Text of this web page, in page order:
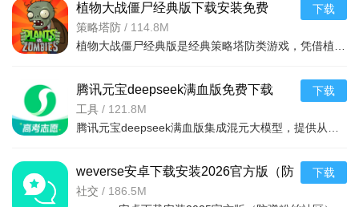
植物大战僵尸经典版下载安装免费
v3.15.0安卓版
策略塔防 / 114.8M
下载
腾讯元宝deepseek满血版免费下载
v2.63.0安卓版
工具 / 121.8M
下载
weverse安卓下载安装2026官方版（防
弹粉丝社区）v3.13.1官方最新版
社交 / 186.5M
下载